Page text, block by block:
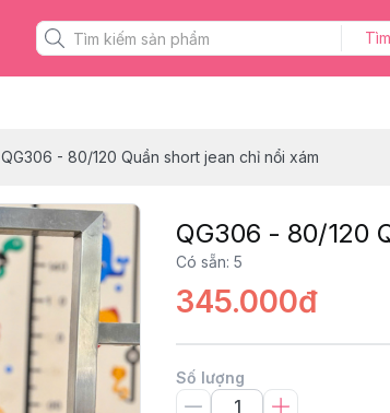
QG306 - 80/120 Quần short jean chỉ nổi xám
QG306 - 80/120
Có sẵn: 5
345.000đ
Số lượng